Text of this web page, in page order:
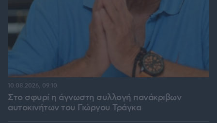
Στο σφυρί η άγνωστη συλλογή πανάκριβων
αυτοκινήτων του Γιώργου Τράγκα
10.08.2026, 09:10